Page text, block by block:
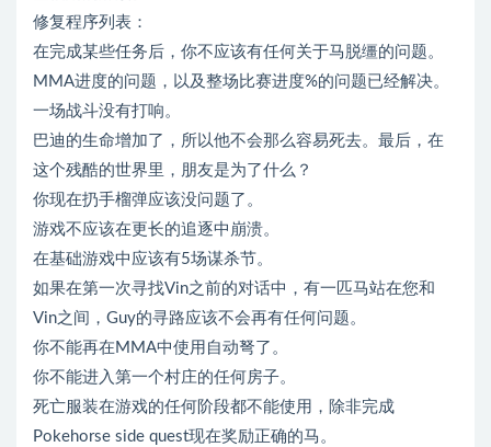
修复程序列表：
在完成某些任务后，你不应该有任何关于马脱缰的问题。
MMA进度的问题，以及整场比赛进度%的问题已经解决。
一场战斗没有打响。
巴迪的生命增加了，所以他不会那么容易死去。最后，在
这个残酷的世界里，朋友是为了什么？
你现在扔手榴弹应该没问题了。
游戏不应该在更长的追逐中崩溃。
在基础游戏中应该有5场谋杀节。
如果在第一次寻找Vin之前的对话中，有一匹马站在您和
Vin之间，Guy的寻路应该不会再有任何问题。
你不能再在MMA中使用自动弩了。
你不能进入第一个村庄的任何房子。
死亡服装在游戏的任何阶段都不能使用，除非完成
Pokehorse side quest现在奖励正确的马。